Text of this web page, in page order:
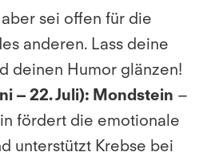
sei offen für die
anderen. Lass deine
deinen Humor glänzen!
– 22. Juli): Mondstein –
fördert die emotionale
unterstützt Krebse bei